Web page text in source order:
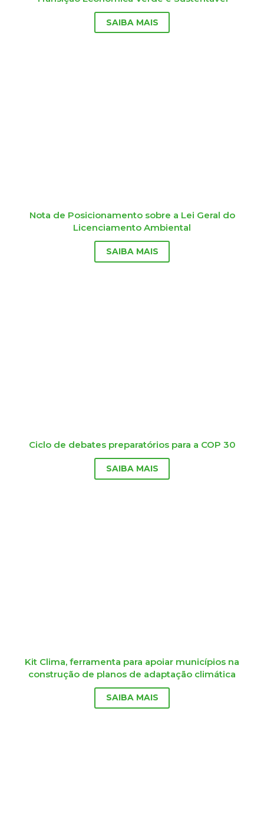
SAIBA MAIS
Nota de Posicionamento sobre a Lei Geral do
Licenciamento Ambiental
SAIBA MAIS
Ciclo de debates preparatórios para a COP 30
SAIBA MAIS
Kit Clima, ferramenta para apoiar municípios na
construção de planos de adaptação climática
SAIBA MAIS